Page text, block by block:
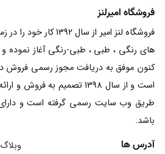
فروشگاه امیرلنز
فروشگاه لنز امیر از سال
های رنگی ، طبی ، طبی-رنگی آغاز نموده
است و از سال 1398 تصمیم به
طریق وب سایت رسمی گرفته است و دارای
باشد.
آدرس ها
وبلاگ